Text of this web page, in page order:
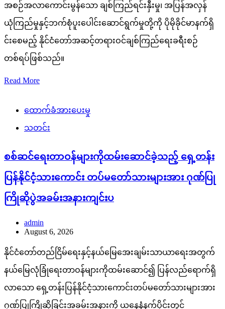
အစဉ်အလာကောင်းမွန်သော ချစ်ကြည်ရင်းနှီးမှု၊ အပြန်အလှန်
ယုံကြည်မှုနှင့်ဘက်စုံပူးပေါင်းဆောင်ရွက်မှုတို့ကို ပိုမိုခိုင်မာနက်ရှိ
င်းစေမည့် နိုင်ငံတော်အဆင့်တရားဝင်ချစ်ကြည်ရေးခရီးစဉ်
တစ်ရပ်ဖြစ်သည်။
Read More
ထောက်ခံအားပေးမှု
သတင်း
စစ်ဆင်ရေးတာဝန်များကိုထမ်းဆောင်ခဲ့သည့် ရှေ့တန်း
ပြန်နိုင်ငံ့သားကောင်း တပ်မတော်သားများအား ဂုဏ်ပြု
ကြိုဆိုပွဲအခမ်းအနားကျင်းပ
admin
August 6, 2026
နိုင်ငံတော်တည်ငြိမ်ရေးနှင့်နယ်မြေအေးချမ်းသာယာရေးအတွက်
နယ်မြေလုံခြုံရေးတာဝန်များကိုထမ်းဆောင်၍ ပြန်လည်ရောက်ရှိ
လာသော ရှေ့တန်းပြန်နိုင်ငံ့သားကောင်းတပ်မတော်သားများအား
ဂုဏ်ပြုကြိုဆိုခြင်းအခမ်းအနားကို ယနေ့နံနက်ပိုင်းတွင်